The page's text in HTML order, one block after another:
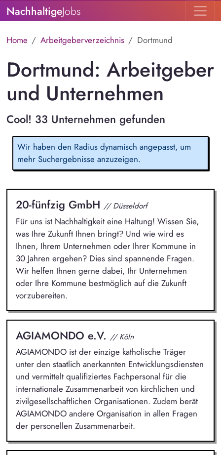
NachhaltigeJobs
Home Arbeitgeberverzeichnis Dortmund
Dortmund: Arbeitgeber
und Unternehmen
Cool! 33 Unternehmen gefunden
Wir haben den Radius dynamisch angepasst, um
mehr Suchergebnisse anzuzeigen.
20-fünfzig GmbH // Düsseldorf
Für uns ist Nachhaltigkeit eine Haltung! Wissen Sie,
was Ihre Zukunft Ihnen bringt? Und wie wird es
Ihnen, Ihrem Unternehmen oder Ihrer Kommune in
30 Jahren ergehen? Dies sind spannende Fragen.
Wir helfen Ihnen gerne dabei, Ihr Unternehmen
oder Ihre Kommune bestmöglich auf die Zukunft
vorzubereiten.
AGIAMONDO e.V. // Köln
AGIAMONDO ist der einzige katholische Träger
unter den staatlich anerkannten Entwicklungsdiensten
und vermittelt qualifiziertes Fachpersonal für die
internationale Zusammenarbeit von kirchlichen und
zivilgesellschaftlichen Organisationen. Zudem berät
AGIAMONDO andere Organisation in allen Fragen
der personellen Zusammenarbeit.